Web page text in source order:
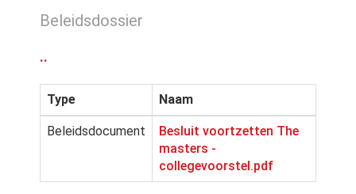
Beleidsdossier
..
Type Naam
Beleidsdocument
Besluit voortzetten The
masters -
collegevoorstel.pdf